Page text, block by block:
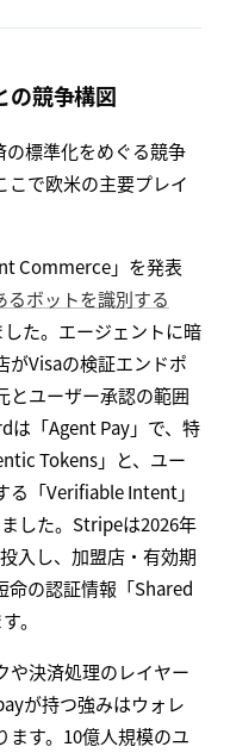
競争構図
標準化をめぐる競争
こで欧米の主要プレイ
Commerce」を発表
るボットを識別する
た。エージェントに暗
がVisaの検証エンドポ
とユーザー承認の範囲
は「Agent Pay」で、特
Tokens」と、ユー
る「Verifiable Intent」
した。Stripeは2026年
入し、加盟店・有効期
命の認証情報「Shared
。
や決済処理のレイヤー
が持つ強みはウォレ
ます。10億人規模のユ